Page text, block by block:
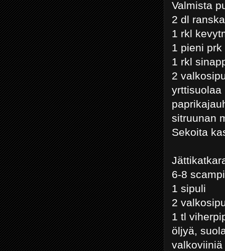
Valmista
2 dl
1 rkl
1 pieni
1 rkl
2
yrttisuolaa
sitruunan
Sekoita
6-8
1 sipuli
2
1 tl
öljyä,
valkoviiniä